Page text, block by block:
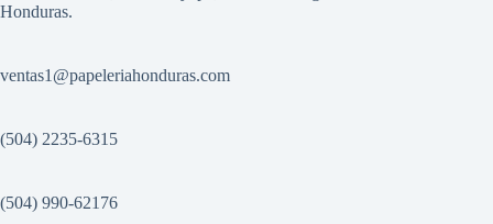
Honduras.
ventas1 @papeleriahonduras.com
(504) 2235-6315
(504) 990-62176